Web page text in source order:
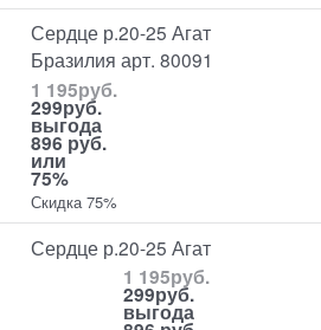
Сердце р.20-25 Агат
Бразилия арт. 80091
1 195руб.
299руб.
выгода
896 руб.
или
75%
Скидка 75%
Сердце р.20-25 Агат
1 195руб.
299руб.
выгода